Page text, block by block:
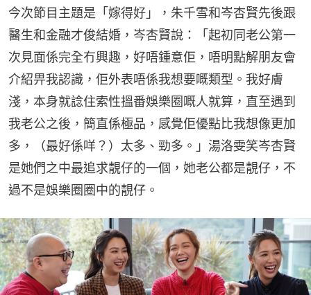
今次節目主題是「嫁得好」，朱千雪和岑杏賢先後跟
醫生和金融才俊結婚，岑杏賢說：「起初同老公第一
次見面係完全冇興趣，好唔鍾意佢，唔明點解朋友會
介紹畀我認識，佢外表唔係我想要嘅類型。我好膚
淺，本身就諗住索性搵番娛樂圈嘅人就算，直至遇到
我老公之後，簡直係極品，感覺佢優點比我想像更加
多，（最好係咩？）太多、勁多。」湯洛雯笑岑杏賢
是她們之中最追求靚仔的一個，她老公都是靚仔，不
過不是娛樂圈圈中的靚仔。